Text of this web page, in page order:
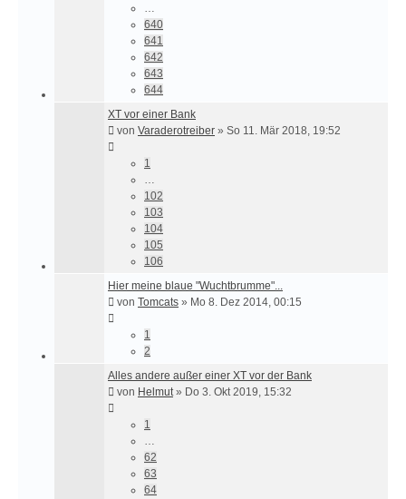
…
640
641
642
643
644
XT vor einer Bank
von Varaderotreiber » So 11. Mär 2018, 19:52
1
…
102
103
104
105
106
Hier meine blaue "Wuchtbrumme"...
von Tomcats » Mo 8. Dez 2014, 00:15
1
2
Alles andere außer einer XT vor der Bank
von Helmut» Do 3. Okt 2019, 15:32
1
…
62
63
64